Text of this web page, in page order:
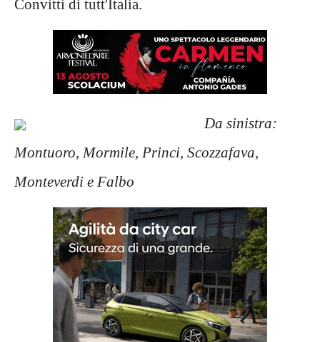
Convitti di tutt'Italia.
Da sinistra:
Montuoro, Mormile, Princi, Scozzafava,
Monteverdi e Falbo